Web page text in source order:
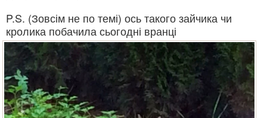
P.S. (Зовсім не по темі) ось такого зайчика чи
кролика побачила сьогодні вранці